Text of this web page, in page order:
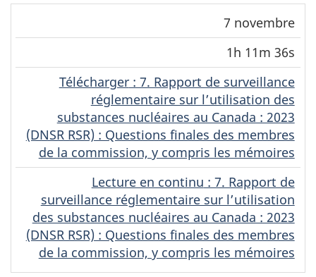
7 novembre
1h 11m 36s
Télécharger(Français)
: 7. Rapport de surveillance
réglementaire sur l’utilisation des
substances nucléaires au Canada : 2023
(DNSR RSR) : Questions finales des membres
de la commission, y compris les mémoires
Lecture en continu (Français)
: 7. Rapport de
surveillance réglementaire sur l’utilisation
des substances nucléaires au Canada : 2023
(DNSR RSR) : Questions finales des membres
de la commission, y compris les mémoires